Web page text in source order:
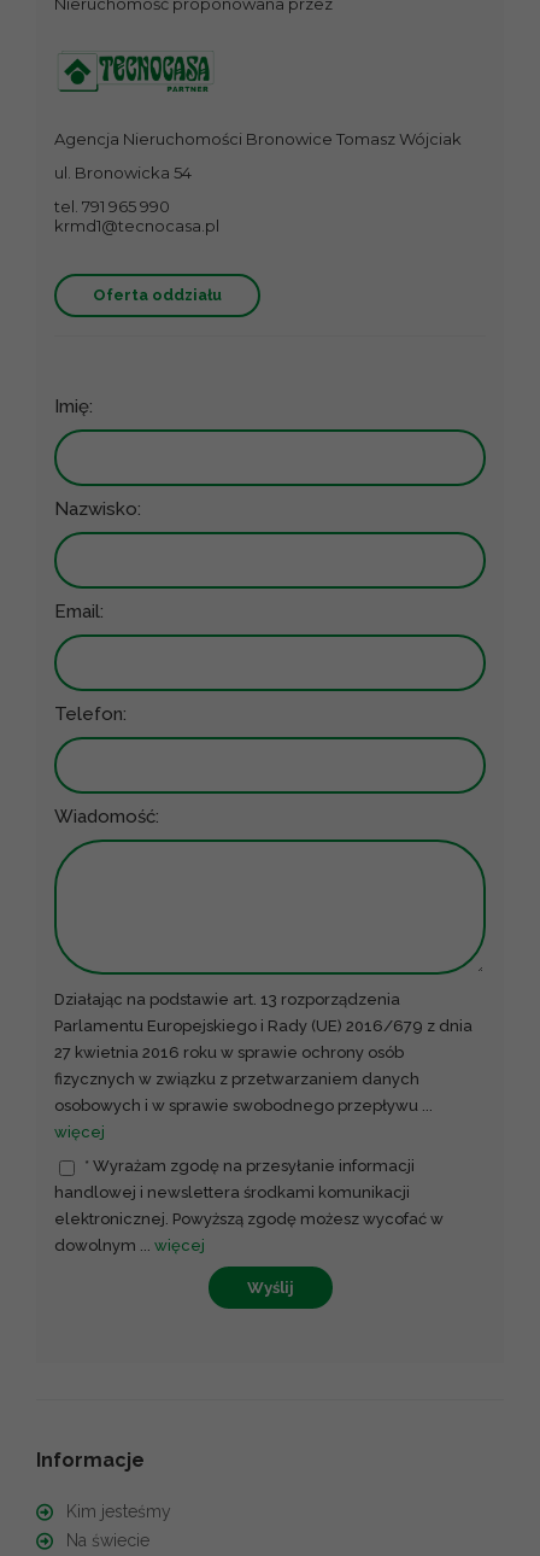
Agencja Nieruchomości Bronowice Tomasz Wójciak
ul. Bronowicka 54
tel. 791 965 990
krmd1@tecnocasa.pl
Oferta oddziału
Imię:
Nazwisko:
Email:
Telefon:
Wiadomość:
Działając na podstawie art. 13 rozporządzenia
Parlamentu Europejskiego i Rady (UE) 2016/679 z dnia
27 kwietnia 2016 roku w sprawie ochrony osób
fizycznych w związku z przetwarzaniem danych
osobowych i w sprawie swobodnego przepływu ...
więcej
* Wyrażam zgodę na przesyłanie informacji
handlowej i newslettera środkami komunikacji
elektronicznej. Powyższą zgodę możesz wycofać w
dowolnym ... więcej
Wyślij
Informacje
Kim jesteśmy
Na świecie